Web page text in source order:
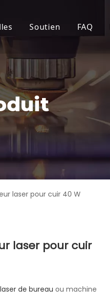
Actualités
Soutien FAQ
laser pour cuir 40 W
laser pour cuir
de bureau ou machine